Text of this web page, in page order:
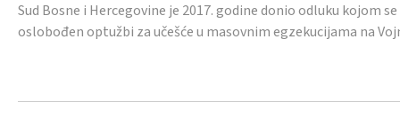
Sud Bosne i Hercegovine je 2017. godine donio odluku kojom
oslobođen optužbi za učešće u masovnim egzekucijama na